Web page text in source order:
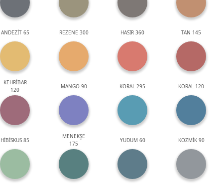
ANDEZİT 65 REZENE 300 HASIR 360 TAN 145
KEHRİBAR
120
MANGO 90 KORAL 295 KORAL 120
HİBİSKUS 85
MENEKŞE
175
YUDUM 60 KOZMİK 90